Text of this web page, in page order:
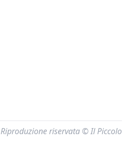
Riproduzione riservata © Il Piccolo